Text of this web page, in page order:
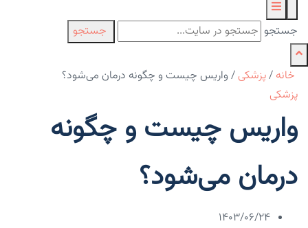
جستجو جستجو
خانه /پزشکی / واریس چیست و چگونه درمان می‌شود؟
پزشکی
واریس چیست و چگونه
درمان می‌شود؟
۱۴۰۳/۰۶/۲۴